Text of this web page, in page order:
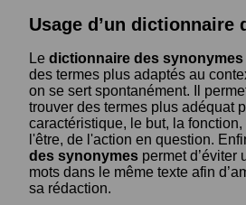
Usage d’un dictionnaire
Le dictionnaire des synonymes
des termes plus adaptés au
on se sert spontanément. Il
trouver des termes plus adéquat
caractéristique, le but, la
l'être, de l'action en question.
des synonymes permet d’éviter
mots dans le même texte afin
sa rédaction.